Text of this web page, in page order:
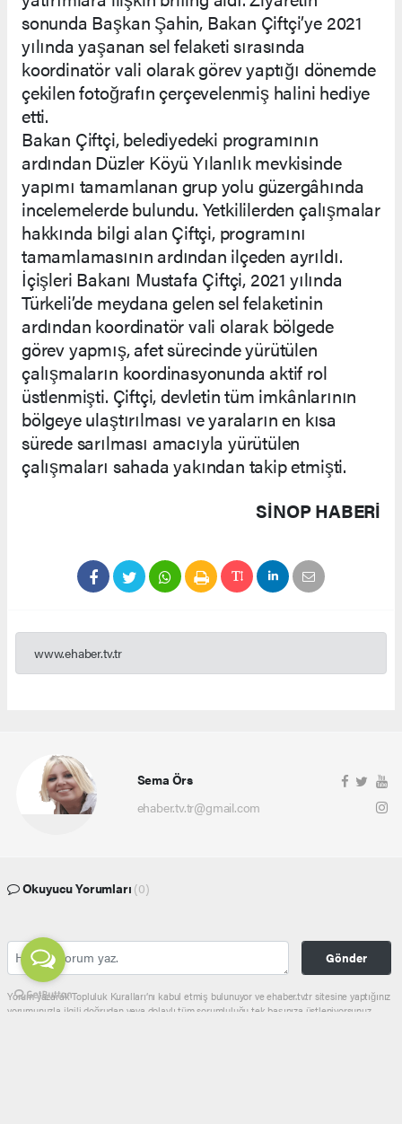
sonunda Başkan Şahin, Bakan Çiftçi’ye 2021
yılında yaşanan sel felaketi sırasında
koordinatör vali olarak görev yaptığı dönemde
çekilen fotoğrafın çerçevelenmiş halini hediye
etti.
Bakan Çiftçi, belediyedeki programının
ardından Düzler Köyü Yılanlık mevkisinde
yapımı tamamlanan grup yolu güzergâhında
incelemelerde bulundu. Yetkililerden çalışmalar
hakkında bilgi alan Çiftçi, programını
tamamlamasının ardından ilçeden ayrıldı.
İçişleri Bakanı Mustafa Çiftçi, 2021 yılında
Türkeli’de meydana gelen sel felaketinin
ardından koordinatör vali olarak bölgede
görev yapmış, afet sürecinde yürütülen
çalışmaların koordinasyonunda aktif rol
üstlenmişti. Çiftçi, devletin tüm imkânlarının
bölgeye ulaştırılması ve yaraların en kısa
sürede sarılması amacıyla yürütülen
çalışmaları sahada yakından takip etmişti.
SINOP HABERİ
www.ehaber.tv.tr
Sema Örs
ehaber.tv.tr@gmail.com
Okuyucu Yorumları (0)
Gönder
Yorum yazarak Topluluk Kuralları’nı kabul etmiş bulunuyor ve ehaber.tv.tr sitesine yaptığınız
yorumunuzla ilgili doğrudan veya dolaylı tüm sorumluluğu tek başınıza üstleniyorsunuz.